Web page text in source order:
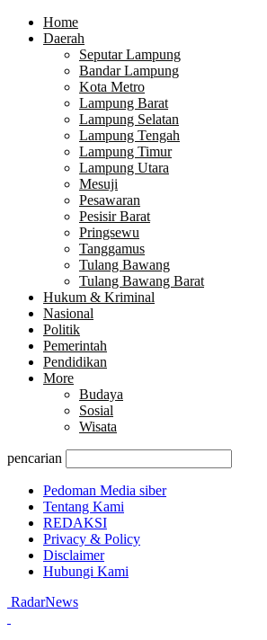
Home
Daerah
Seputar Lampung
Bandar Lampung
Kota Metro
Lampung Barat
Lampung Selatan
Lampung Tengah
Lampung Timur
Lampung Utara
Mesuji
Pesawaran
Pesisir Barat
Pringsewu
Tanggamus
Tulang Bawang
Tulang Bawang Barat
Hukum & Kriminal
Nasional
Politik
Pemerintah
Pendidikan
More
Budaya
Sosial
Wisata
pencarian
Pedoman Media siber
Tentang Kami
REDAKSI
Privacy & Policy
Disclaimer
Hubungi Kami
RadarNews